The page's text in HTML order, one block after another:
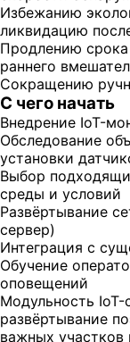
Избежанию
ликвидацию
Продлению
раннего
Сокращению
С чего начать
Внедрение IoT-
Обследование
установки
Выбор
среды и условий
Развёртывание
сервер)
Интеграция с
Обучение
оповещений
Модульность IoT-
развёртывание
важных